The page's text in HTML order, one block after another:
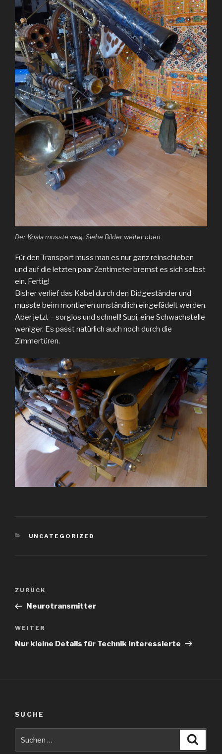
Der Koala musste weg. Siehe Bilder weiter oben.
Für den Transport muss man es nur ganz reinschieben
und auf die letzten paar Zentimeter bremst es sich selbst
ein. Fertig!
Bisher verlief das Kabel durch den Didgeständer und
musste beim montieren umständlich eingefädelt werden.
Aber jetzt – sorglos und schnell! Supi, eine Schwachstelle
weniger. Es passt natürlich auch noch durch die
Zimmertüren.
KATEGORIEN
UNCATEGORIZED
Beitragsnavigation
Vorheriger
Beitrag
ZURÜCK
Neurotransmitter
Nächster
Beitrag
WEITER
Nur kleine Details für Technik Interessierte
SUCHE
nach: